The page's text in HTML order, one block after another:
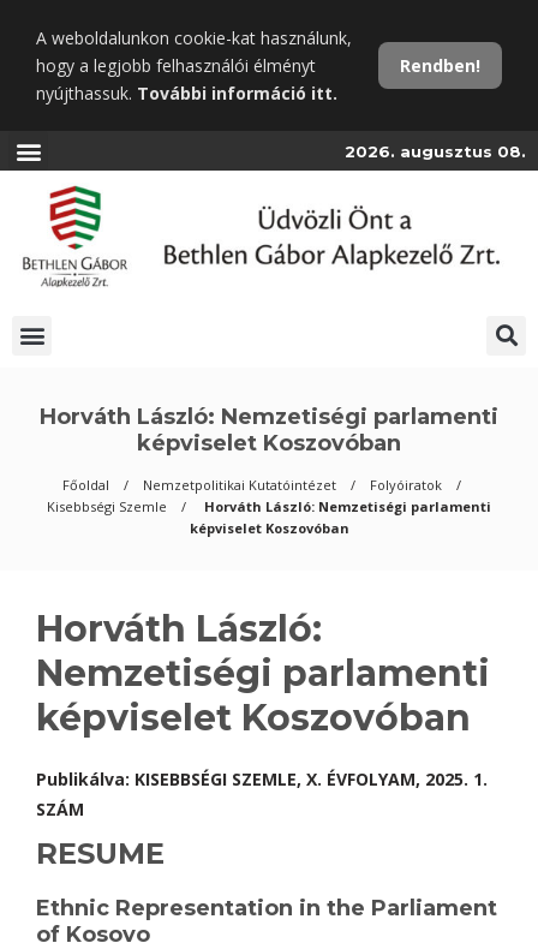
tartalomra
A weboldalunkon cookie-kat használunk,
hogy a legjobb felhasználói élményt
nyújthassuk. További információ itt.
Rendben!
2026. augusztus 08.
Horváth László: Nemzetiségi parlamenti
képviselet Koszovóban
Főoldal Nemzetpolitikai Kutatóintézet
Folyóiratok
Kisebbségi Szemle
Horváth László: Nemzetiségi parlamenti
képviselet Koszovóban
Horváth László:
Nemzetiségi parlamenti
képviselet Koszovóban
Publikálva: KISEBBSÉGI SZEMLE, X. ÉVFOLYAM, 2025. 1.
SZÁM
RESUME
Ethnic Representation in the Parliament
of Kosovo